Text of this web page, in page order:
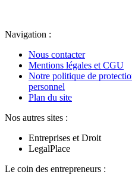
Navigation :
Nous contacter
Mentions légales et CGU
Notre politique de
personnel
Plan du site
Nos autres sites :
Entreprises et Droit
LegalPlace
Le coin des entrepreneurs :